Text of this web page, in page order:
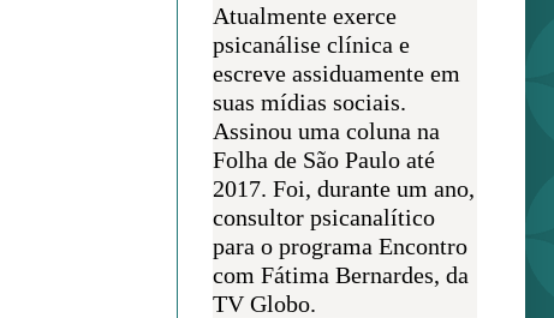
Atualmente exerce
psicanálise clínica e
escreve assiduamente em
suas mídias sociais.
Assinou uma coluna na
Folha de São Paulo até
2017. Foi, durante um ano,
consultor psicanalítico
para o programa Encontro
com Fátima Bernardes, da
TV Globo.